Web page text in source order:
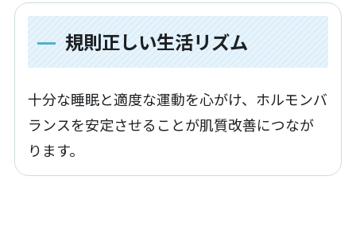
規則正しい生活リズム
十分な睡眠と適度な運動を心がけ、ホルモンバ
ランスを安定させることが肌質改善につなが
ります。